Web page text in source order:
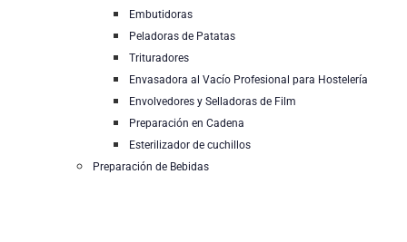
Embutidoras
Peladoras de Patatas
Trituradores
Envasadora al Vacío Profesional para Hostelería
Envolvedores y Selladoras de Film
Preparación en Cadena
Esterilizador de cuchillos
Preparación de Bebidas